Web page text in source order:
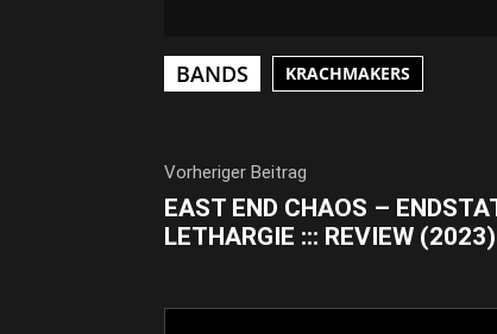
BANDS KRACHMAKERS
Vorheriger Beitrag
EAST END CHAOS –
LETHARGIE ::: REVIEW (2023)